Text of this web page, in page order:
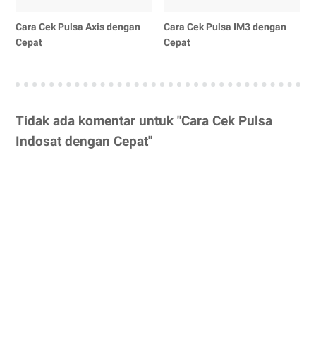
Cara Cek Pulsa Axis dengan
Cepat
Cara Cek Pulsa IM3 dengan
Cepat
Tidak ada komentar untuk "Cara Cek Pulsa
Indosat dengan Cepat"